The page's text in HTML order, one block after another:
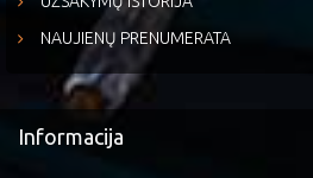
NAUJIENŲ PRENUMERATA
Informacija